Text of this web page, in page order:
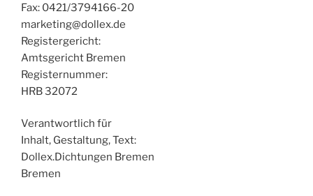
Fax: 0421/3794166-20
marketing@dollex.de
Registergericht:
Amtsgericht Bremen
Registernummer:
HRB 32072
Verantwortlich für
Inhalt, Gestaltung, Text:
Dollex.Dichtungen Bremen
Bremen